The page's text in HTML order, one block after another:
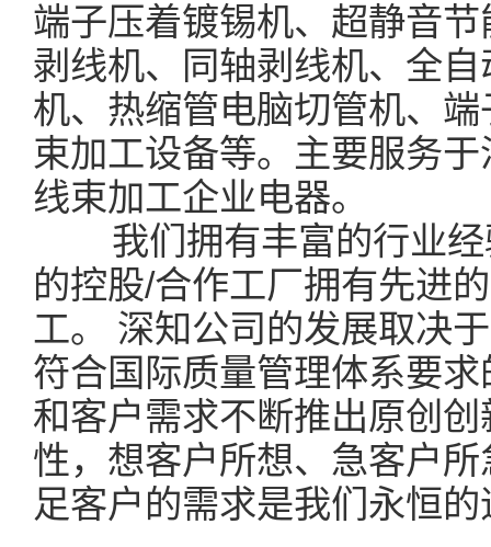
端子压着镀锡机、超静音
剥线机、同轴剥线机、全
机、热缩管电脑切管机、
束加工设备等。主要服务
线束加工企业电器。
我们拥有丰富的行业经
的控股/合作工厂拥有先进
工。 深知公司的发展取决
符合国际质量管理体系要
和客户需求不断推出原创
性，想客户所想、急客户
足客户的需求是我们永恒的